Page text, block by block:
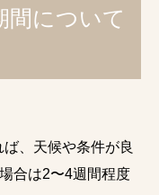
間について
、天候や条件が良
合は2〜4週間程度